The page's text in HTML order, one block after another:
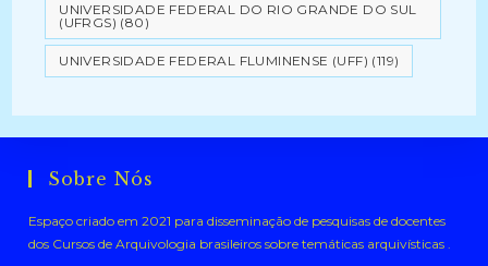
UNIVERSIDADE FEDERAL DO RIO GRANDE DO SUL
(UFRGS) (80)
UNIVERSIDADE FEDERAL FLUMINENSE (UFF) (119)
Sobre Nós
Espaço criado em 2021 para disseminação de pesquisas de docentes
dos Cursos de Arquivologia brasileiros sobre temáticas arquivísticas .